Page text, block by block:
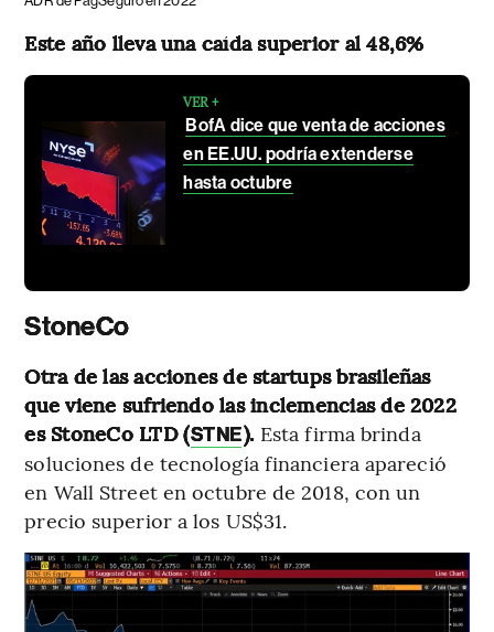
Este año lleva una caída superior al 48,6%
VER +
BofA dice que venta de acciones
en EE.UU. podría extenderse
hasta octubre
StoneCo
Otra de las acciones de startups brasileñas
que viene sufriendo las inclemencias de 2022
es StoneCo LTD (STNE). Esta firma brinda
soluciones de tecnología financiera apareció
en Wall Street en octubre de 2018, con un
precio superior a los US$31.